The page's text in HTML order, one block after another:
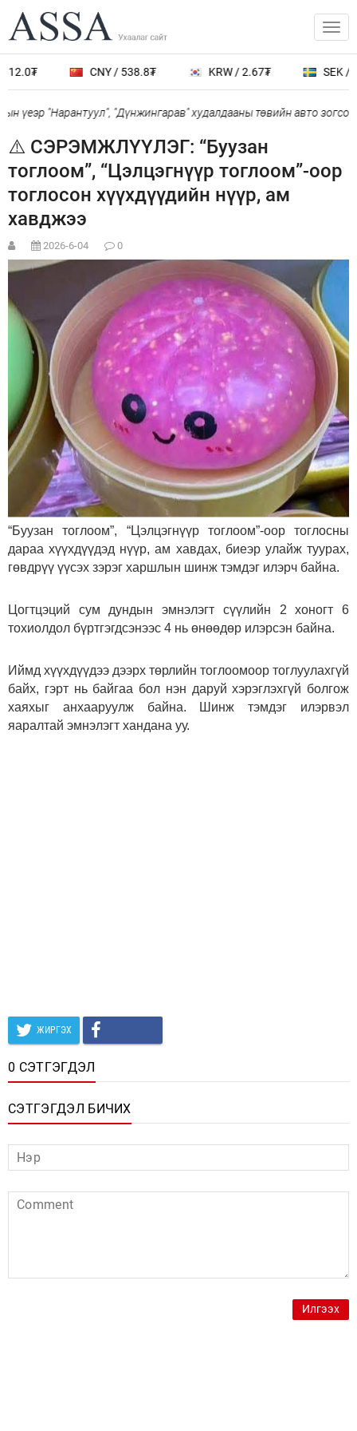
CNY / 538.8₮ KRW / 2.67₮ SEK /
үеэр "Нарантуул", "Дүнжингарав" худалдааны төвийн авто
⚠️ СЭРЭМЖЛҮҮЛЭГ: “Буузан
тоглоом”, “Цэлцэгнүүр тоглоом”-оор
тоглосон хүүхдүүдийн нүүр, ам
хавджээ
2026-6-04 0
“Буузан тоглоом”, “Цэлцэгнүүр тоглоом”-оор тоглосны
дараа хүүхдүүдэд нүүр, ам хавдах, биеэр улайж туурах,
гөвдрүү үүсэх зэрэг харшлын шинж тэмдэг илэрч байна.
Цогтцэций сум дундын эмнэлэгт сүүлийн 2 хоногт 6
тохиолдол бүртгэгдсэнээс 4 нь өнөөдөр илэрсэн байна.
Иймд хүүхдүүдээ дээрх төрлийн тоглоомоор тоглуулахгүй
байх, гэрт нь байгаа бол нэн даруй хэрэглэхгүй болгож
хаяхыг анхааруулж байна. Шинж тэмдэг илэрвэл
яаралтай эмнэлэгт хандана уу.
ЖИРГЭХ
0 СЭТГЭГДЭЛ
СЭТГЭГДЭЛ БИЧИХ
Илгээх